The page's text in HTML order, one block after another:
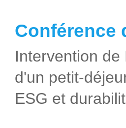
Conférence
Intervention
d'un petit-
ESG et